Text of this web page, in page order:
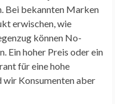
Bei bekannten Marken
erwischen, wie
können No-
Ein hoher Preis oder ein
für eine hohe
wir Konsumenten aber